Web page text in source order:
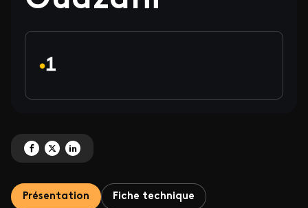
Partagez 'Nos terres inconnues en Guyane avec Sabrina Ouazani' sur
Partagez 'Nos terres inconnues en Guyane avec Sabrina Ouazani' sur X
Partagez 'Nos terres inconnues en Guyane avec Sabrina
Présentation Fiche technique